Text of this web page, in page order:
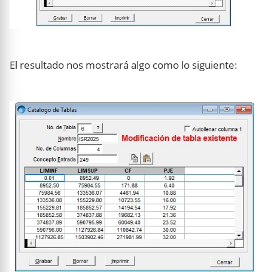
El resultado nos mostrará algo como lo siguiente: